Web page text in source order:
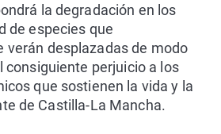
la degradación en los
de especies que
verán desplazadas de modo
consiguiente perjuicio a los
que sostienen la vida y la
de Castilla-La Mancha.